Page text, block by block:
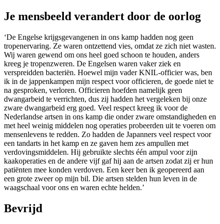
Je mensbeeld verandert door de oorlog
‘De Engelse krijgsgevangenen in ons kamp hadden nog geen
tropenervaring. Ze waren ontzettend vies, omdat ze zich niet wasten.
Wij waren gewend om ons heel goed schoon te houden, anders
kreeg je tropenzweren. De Engelsen waren vaker ziek en
verspreidden bacteriën. Hoewel mijn vader KNIL-officier was, ben
ik in de jappenkampen mijn respect voor officieren, de goede niet te
na gesproken, verloren. Officieren hoefden namelijk geen
dwangarbeid te verrichten, dus zij hadden het vergeleken bij onze
zware dwangarbeid erg goed. Veel respect kreeg ik voor de
Nederlandse artsen in ons kamp die onder zware omstandigheden en
met heel weinig middelen nog operaties probeerden uit te voeren om
mensenlevens te redden. Zo hadden de Japanners veel respect voor
een tandarts in het kamp en ze gaven hem zes ampullen met
verdovingsmiddelen. Hij gebruikte slechts één ampul voor zijn
kaakoperaties en de andere vijf gaf hij aan de artsen zodat zij er hun
patiënten mee konden verdoven. Een keer ben ik geopereerd aan
een grote zweer op mijn bil. Die artsen stelden hun leven in de
waagschaal voor ons en waren echte helden.’
Bevrijd